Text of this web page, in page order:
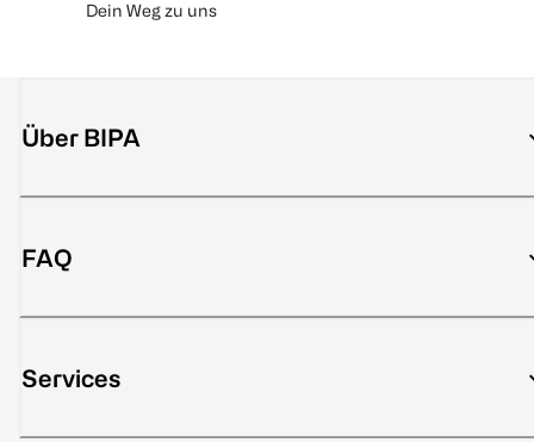
Dein Weg zu uns
Über BIPA
FAQ
Services